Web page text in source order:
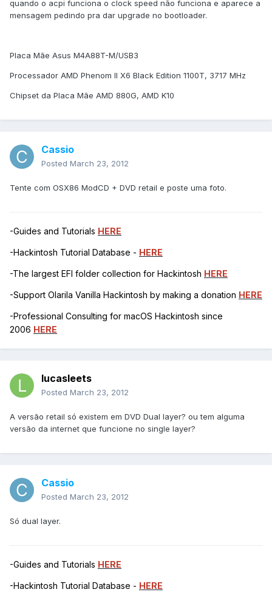
quando o acpi funciona o clock speed não funciona e aparece a
mensagem pedindo pra dar upgrade no bootloader.
Placa Mãe Asus M4A88T-M/USB3
Processador AMD Phenom II X6 Black Edition 1100T, 3717 MHz
Chipset da Placa Mãe AMD 880G, AMD K10
Cassio
Posted March 23, 2012
Tente com OSX86 ModCD + DVD retail e poste uma foto.
-Guides and Tutorials HERE
-Hackintosh Tutorial Database - HERE
-The largest EFI folder collection for Hackintosh HERE
-Support Olarila Vanilla Hackintosh by making a donation HERE
-Professional Consulting for macOS Hackintosh since
2006 HERE
lucasleets
Posted March 23, 2012
A versão retail só existem em DVD Dual layer? ou tem alguma
versão da internet que funcione no single layer?
Cassio
Posted March 23, 2012
Só dual layer.
-Guides and Tutorials HERE
-Hackintosh Tutorial Database - HERE